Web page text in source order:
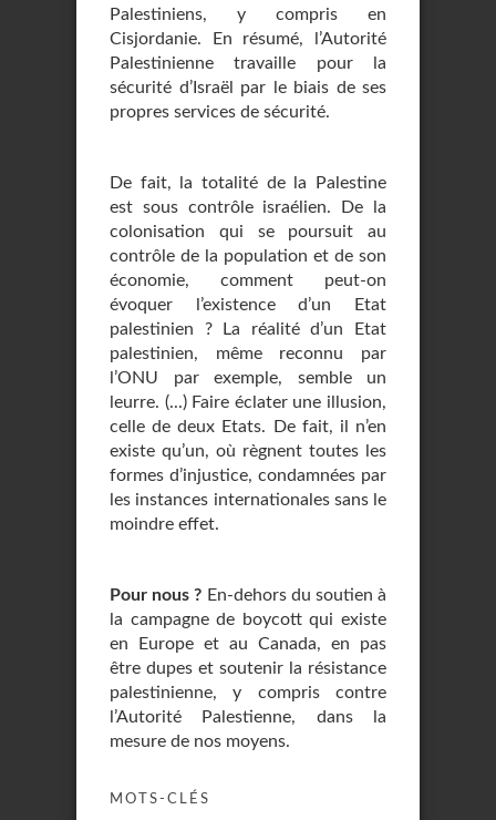
Palestiniens, y compris en
Cisjordanie. En résumé, l’Autorité
Palestinienne travaille pour la
sécurité d’Israël par le biais de ses
propres services de sécurité.
De fait, la totalité de la Palestine
est sous contrôle israélien. De la
colonisation qui se poursuit au
contrôle de la population et de son
économie, comment peut-on
évoquer l’existence d’un Etat
palestinien ? La réalité d’un Etat
palestinien, même reconnu par
l’ONU par exemple, semble un
leurre. (...) Faire éclater une illusion,
celle de deux Etats. De fait, il n’en
existe qu’un, où règnent toutes les
formes d’injustice, condamnées par
les instances internationales sans le
moindre effet.
Pour nous ? En-dehors du soutien à
la campagne de boycott qui existe
en Europe et au Canada, en pas
être dupes et soutenir la résistance
palestinienne, y compris contre
l’Autorité Palestienne, dans la
mesure de nos moyens.
MOTS-CLÉS